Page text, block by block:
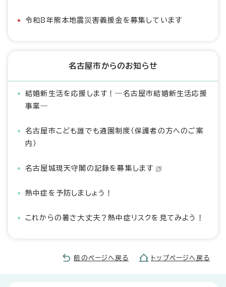
令和8年熊本地震災害義援金を募集しています
名古屋市からのお知らせ
結婚新生活を応援します！―名古屋市結婚新生活応援
事業―
名古屋市こども誰でも通園制度（保護者の方へのご案
内）
名古屋城現天守閣の記録を募集します
熱中症を予防しましょう！
これからの暑さ大丈夫？熱中症リスクを見てみよう！
前のページへ戻る トップページへ戻る